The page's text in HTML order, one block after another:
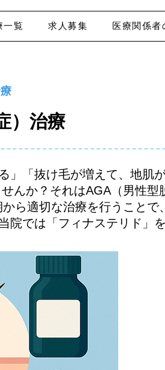
一覧 求人募集 医療関係者
）治療
」「抜け毛が増えて、地肌
んか？それはAGA（男性型
ら適切な治療を行うことで
院では「フィナステリド」